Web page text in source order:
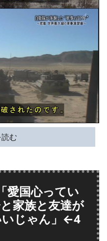
む
国心ってい
家族と友達が
いじゃん」←4